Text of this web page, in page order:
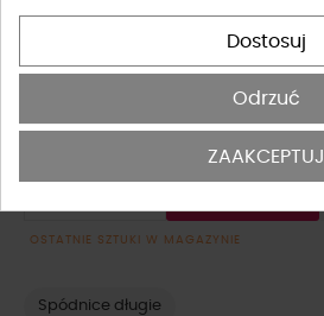
Tabela rozmiarów
- +
OSTATNIE SZTUKI W MAGAZYNIE
Spódnice długie
Dostosuj
Odrzuć
ZAAKCEPTUJ